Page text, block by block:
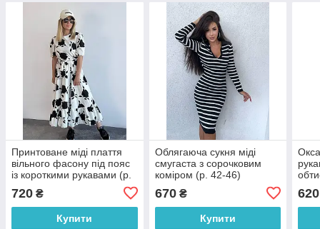
Принтоване міді плаття
вільного фасону під пояс
із короткими рукавами (р.
720 ₴
Купити
Облягаюча сукня міді
смугаста з сорочковим
коміром (р. 42-46)
670₴
Купити
620